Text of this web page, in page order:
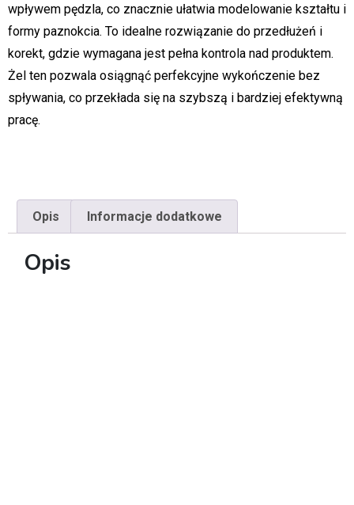
wpływem pędzla, co znacznie ułatwia modelowanie kształtu i
formy paznokcia. To idealne rozwiązanie do przedłużeń i
korekt, gdzie wymagana jest pełna kontrola nad produktem.
Żel ten pozwala osiągnąć perfekcyjne wykończenie bez
spływania, co przekłada się na szybszą i bardziej efektywną
pracę.
Opis Informacje dodatkowe
Opis